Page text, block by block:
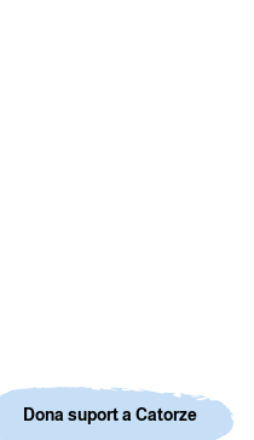
Dona suport a Catorze